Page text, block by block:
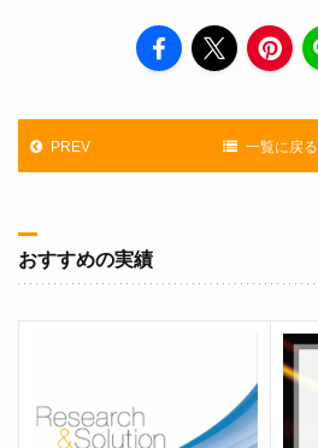
PREV 一覧に戻る
おすすめの実績